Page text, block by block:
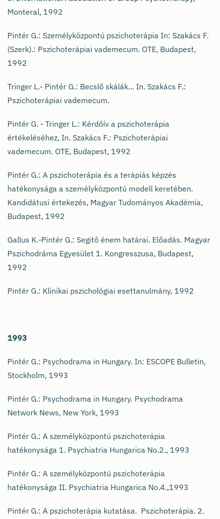
Monteral, 1992
Pintér G.: Személyközpontú pszichoterápia In: Szakács F.
(Szerk).: Pszichoterápiai vademecum. OTE, Budapest,
1992
Tringer L.- Pintér G.: Becslő skálák... In. Szakács F.:
Pszichoterápiai vademecum.
Pintér G. - Tringer L.: Kérdőív a pszichoterápia
értékeléséhez, In. Szakács F.: Pszichoterápiai
vademecum. OTE, Budapest, 1992
Pintér G.: A pszichoterápia és a terápiás képzés
hatékonysága a személyközpontú modell keretében.
Kandidátusi értekezés, Magyar Tudományos Akadémia,
Budapest, 1992
Gallus K.-Pintér G.: Segitő énem határai. Előadás. Magyar
Pszichodráma Egyesület 1. Kongresszusa, Budapest,
1992
Pintér G.: Klinikai pszichológiai esettanulmány, 1992
1993
Pintér G.: Psychodrama in Hungary. In: ESCOPE Bulletin,
Stockholm, 1993
Pintér G.: Psychodrama in Hungary. Psychodrama
Network News, New York, 1993
Pintér G.: A személyközpontú pszichoterápia
hatékonysága 1. Psychiatria Hungarica No.2., 1993
Pintér G.: A személyközpontú pszichoterápia
hatékonysága II. Psychiatria Hungarica No.4.,1993
Pintér G.: A pszichoterápia kutatása. Pszichoterápia. 2.